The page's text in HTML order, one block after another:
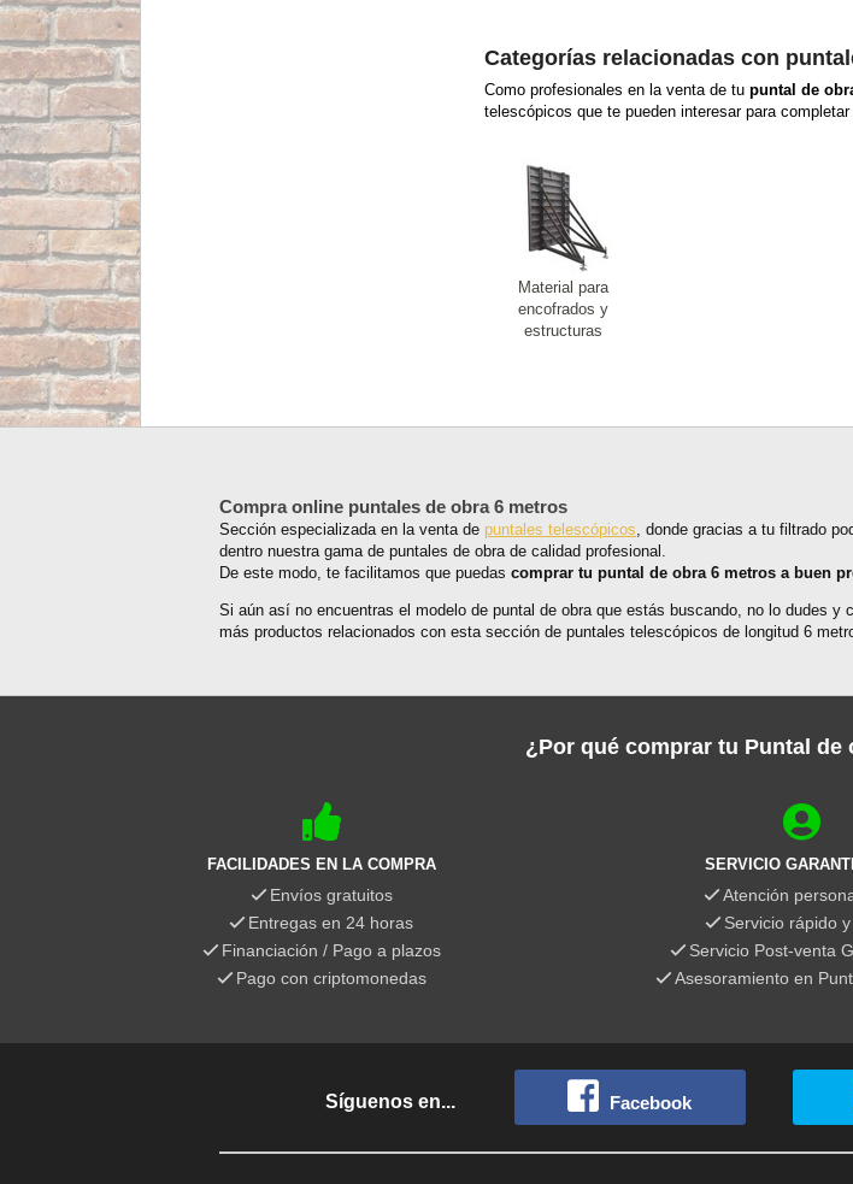
Categorías relacionadas con
Como profesionales en la venta de tu puntal de
telescópicos que te pueden interesar para
Material para
encofrados y
estructuras
Compra online puntales de obra 6 metros
Sección especializada en la venta de puntales telescópicos , donde gracias a tu filtrado
dentro nuestra gama de puntales de obra de calidad profesional.
De este modo, te facilitamos que puedas comprar tu puntal de obra 6 metros a buen
Si aún así no encuentras el modelo de puntal de obra que estás buscando, no lo dudes
más productos relacionados con esta sección de puntales telescópicos de longitud 6
¿Por qué comprar tu Puntal de
FACILIDADES EN LA COMPRA
Envíos gratuitos
Entregas en 24 horas
Financiación / Pago a plazos
Pago con criptomonedas
SERVICIO
Atención
Servicio rápido
Servicio Post-venta
Asesoramiento en
Síguenos en... Facebook